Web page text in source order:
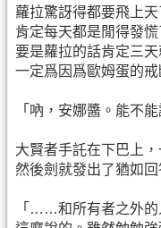
蘿拉驚訝得都要飛上天
肯定每天都是閒得發慌
要是蘿拉的話肯定三天
一定爲因爲歐姆蛋的
「吶，安娜醬。能不
大賢者手託在下巴上
然後劍就發出了猶如
「……和所有者之外的